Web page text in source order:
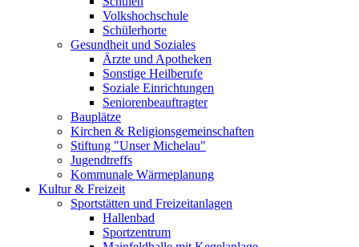
Volkshochschule
Schülerhorte
Gesundheit und Soziales
Ärzte und Apotheken
Sonstige Heilberufe
Soziale Einrichtungen
Seniorenbeauftragter
Bauplätze
Kirchen & Religionsgemeinschaften
Stiftung "Unser Michelau"
Jugendtreffs
Kommunale Wärmeplanung
Kultur & Freizeit
Sportstätten und Freizeitanlagen
Hallenbad
Sportzentrum